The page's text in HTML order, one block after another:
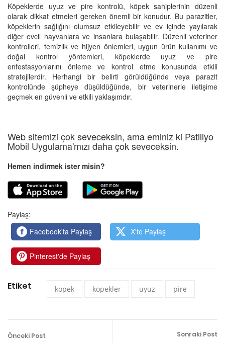
Köpeklerde uyuz ve pire kontrolü, köpek sahiplerinin düzenli
olarak dikkat etmeleri gereken önemli bir konudur. Bu parazitler,
köpeklerin sağlığını olumsuz etkileyebilir ve ev içinde yayılarak
diğer evcil hayvanlara ve insanlara bulaşabilir. Düzenli veteriner
kontrolleri, temizlik ve hijyen önlemleri, uygun ürün kullanımı ve
doğal kontrol yöntemleri, köpeklerde uyuz ve pire
enfestasyonlarını önleme ve kontrol etme konusunda etkili
stratejilerdir. Herhangi bir belirti görüldüğünde veya parazit
kontrolünde şüpheye düşüldüğünde, bir veterinerle iletişime
geçmek en güvenli ve etkili yaklaşımdır.
Web sitemizi çok seveceksin, ama eminiz ki Patiliyo
Mobil Uygulama'mızı daha çok seveceksin.
Hemen indirmek ister misin?
Paylaş:
Facebook'ta Paylaş
X'te Paylaş
Pinterest'de Paylaş
Etiket köpek köpekler uyuz pire
Önceki Post Sonraki Post